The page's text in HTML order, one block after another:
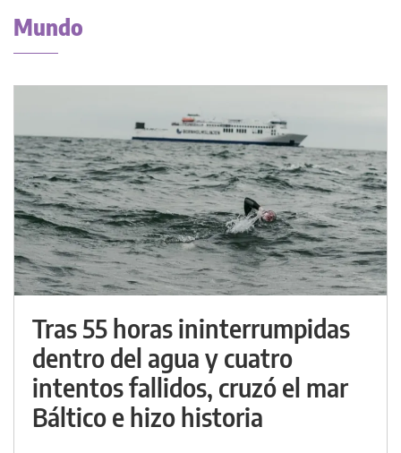
Mundo
Tras 55 horas ininterrumpidas
dentro del agua y cuatro
intentos fallidos, cruzó el mar
Báltico e hizo historia